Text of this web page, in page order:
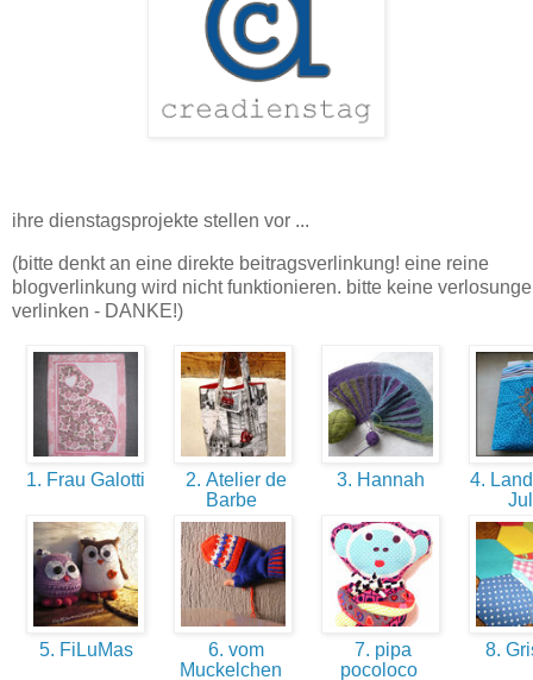
ihre dienstagsprojekte stellen vor ...
(bitte denkt an eine direkte beitragsverlinkung! eine reine
blogverlinkung wird nicht funktionieren. bitte keine
verlinken - DANKE!)
1. Frau Galotti
2. Atelier de
Barbe
3. Hannah
4.
5. FiLuMas
6. vom
Muckelchen
7. pipa
pocoloco
8.